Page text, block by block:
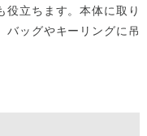
役立ちます。本体に取り
バッグやキーリングに吊